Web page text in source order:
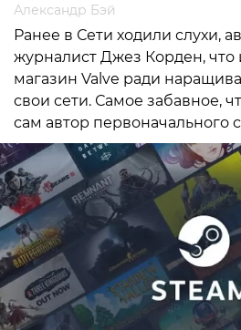
Александр Бэй
Ранее в Сети ходили слухи,
журналист Джез Корден, что
магазин Valve ради
свои сети. Самое забавное,
сам автор первоначального